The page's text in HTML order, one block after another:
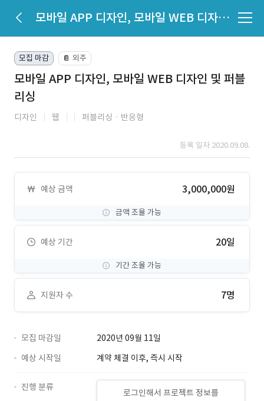
모바일 APP 디자인, 모바일 WEB 디자인 및 퍼블리싱
모집 마감 📔 외주
모바일 APP 디자인, 모바일 WEB 디자인 및 퍼블
리싱
디자인 웹 퍼블리싱ㆍ반응형
등록 일자 2020.09.08.
예상 금액 3,000,000원
금액 조율 가능
예상 기간 20일
기간 조율 가능
지원자 수 7명
모집 마감일
2020년 09월 11일
예상 시작일
계약 체결 이후, 즉시 시작
로그인해서 프로젝트 정보를
진행 분류